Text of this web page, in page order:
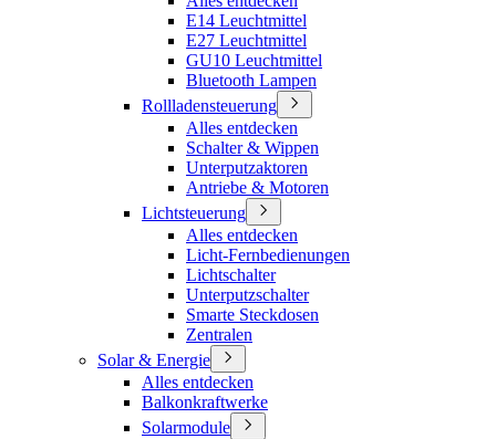
E14 Leuchtmittel
E27 Leuchtmittel
GU10 Leuchtmittel
Bluetooth Lampen
Rollladensteuerung
Alles entdecken
Schalter & Wippen
Unterputzaktoren
Antriebe & Motoren
Lichtsteuerung
Alles entdecken
Licht-Fernbedienungen
Lichtschalter
Unterputzschalter
Smarte Steckdosen
Zentralen
Solar & Energie
Alles entdecken
Balkonkraftwerke
Solarmodule